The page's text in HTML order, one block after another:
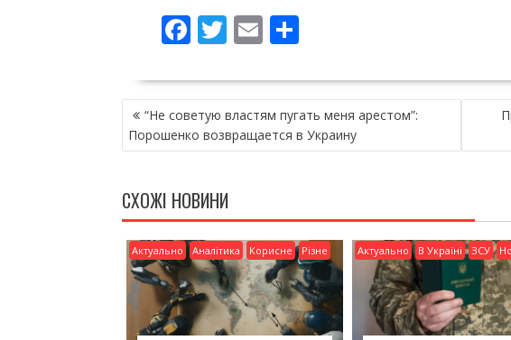
F
e
b
o
k
T
itt
er
E
ai
l
П
ді
л
и
ся
НАВІГАЦІЯ
ЗАПИСІВ
“Не советую властям пугать меня арестом”:
Порошенко возвращается в Украину
СХОЖІ НОВИНИ
Актуально Аналітика Корисне Різне Актуально В Україні ЗСУ